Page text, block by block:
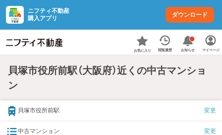
ニフティ不動産
購入アプリ
ダウンロード
お気に入り 閲覧履歴 お知らせ マイページ
貝塚市役所前駅（大阪府）近くの中古マンショ
ン
貝塚市役所前駅 変更
中古マンション 変更